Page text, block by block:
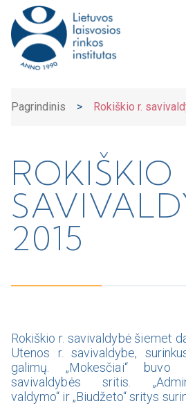
Pagrindinis > Rokiškio r.
ROKIŠKIO
2015
Rokiškio r. savivaldybė šiemet
Utenos r. savivaldybe,
galimų. „Mokesčiai“ buvo
savivaldybės sritis.
valdymo“ ir „Biudžeto“ sritys